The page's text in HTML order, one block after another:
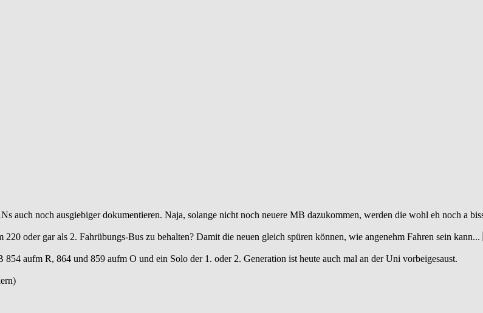
auch noch ausgiebiger dokumentieren. Naja, solange nicht noch neuere MB dazukommen, werden die wohl eh noch a
oder gar als 2. Fahrübungs-Bus zu behalten? Damit die neuen gleich spüren können, wie angenehm Fahren sein kann...
aufm R, 864 und 859 aufm O und ein Solo der 1. oder 2. Generation ist heute auch mal an der Uni vorbeigesaust.
)